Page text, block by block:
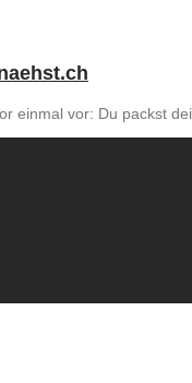
einmal vor: Du packst